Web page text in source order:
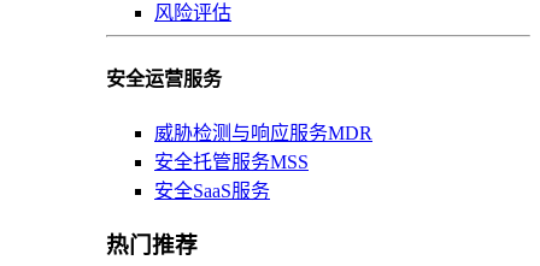
风险评估
安全运营服务
威胁检测与响应服务MDR
安全托管服务MSS
安全SaaS服务
热门推荐